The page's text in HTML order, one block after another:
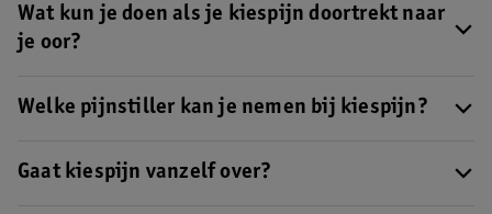
beste. Maak daarom een afspraak met je tandarts als je last hebt
van kiespijn. Om je kiespijn te verlichten kun je eventueel
Wat kun je doen als je kiespijn doortrekt naar
je oor?
van? Neem dan contact op met je tandarts.
Welke pijnstiller kan je nemen bij kiespijn?
het beste inschatten wat er aan de hand is.
Bekijk hier ons advies
Gaat kiespijn vanzelf over?